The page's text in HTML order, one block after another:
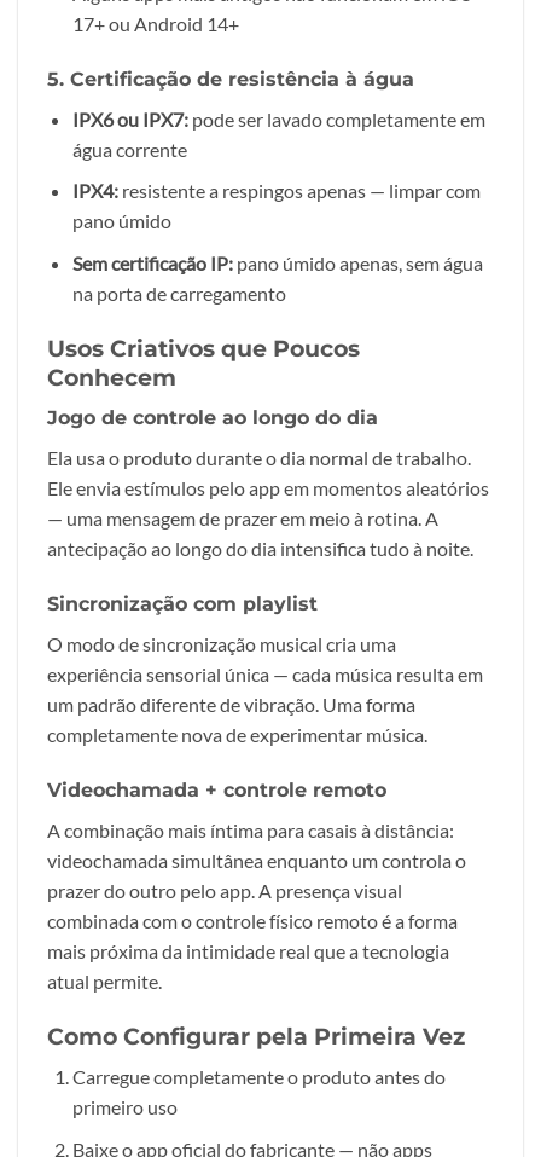
17+ ou Android 14+
5. Certificação de resistência à água
IPX6 ou IPX7:pode ser lavado completamente em
água corrente
IPX4:resistente a respingos apenas — limpar com
pano úmido
Sem certificação IP:pano úmido apenas, sem água
na porta de carregamento
Usos Criativos que Poucos
Conhecem
Jogo de controle ao longo do dia
Ela usa o produto durante o dia normal de trabalho.
Ele envia estímulos pelo app em momentos aleatórios
— uma mensagem de prazer em meio à rotina. A
antecipação ao longo do dia intensifica tudo à noite.
Sincronização com playlist
O modo de sincronização musical cria uma
experiência sensorial única — cada música resulta em
um padrão diferente de vibração. Uma forma
completamente nova de experimentar música.
Videochamada + controle remoto
A combinação mais íntima para casais à distância:
videochamada simultânea enquanto um controla o
prazer do outro pelo app. A presença visual
combinada com o controle físico remoto é a forma
mais próxima da intimidade real que a tecnologia
atual permite.
Como Configurar pela Primeira Vez
Carregue completamente o produto antes do
primeiro uso
Baixe o app oficial do fabricante — não apps